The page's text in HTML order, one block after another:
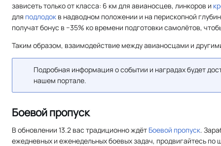
зависеть только от класса: 6 км для авианосцев, линкоров и
для подлодок в надводном положении и на перископной
получат бонус в −35% ко времени подготовки самолётов,
Таким образом, взаимодействие между авианосцами и
Подробная информация о событии и наградах будет
нашем портале.
Боевой пропуск
В обновлении 13.2 вас традиционно ждёт Боевой пропуск.
ежедневных и еженедельных боевых задач, продвигайтесь по